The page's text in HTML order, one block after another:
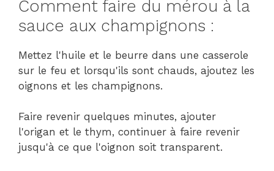
Comment faire du mérou à la
sauce aux champignons :
Mettez l'huile et le beurre dans une casserole
sur le feu et lorsqu'ils sont chauds, ajoutez les
oignons et les champignons.
Faire revenir quelques minutes, ajouter
l'origan et le thym, continuer à faire revenir
jusqu'à ce que l'oignon soit transparent.